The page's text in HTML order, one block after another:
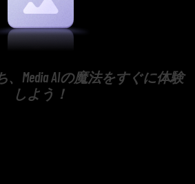
Media AIの魔法をすぐに体験
しよう！